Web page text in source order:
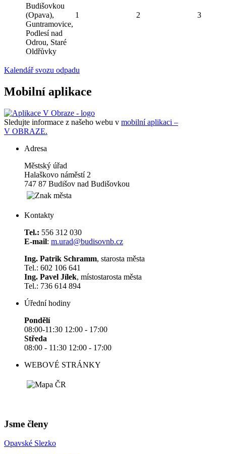
Budišovkou
(Opava),
Guntramovice,
Podlesí nad
Odrou, Staré
Oldřůvky
1 2 3
Kalendář svozu odpadu
Mobilní aplikace
Sledujte informace z našeho webu v mobilní aplikaci –
V OBRAZE.
Adresa
Městský úřad
Halaškovo náměstí 2
747 87 Budišov nad Budišovkou
Kontakty
Tel.: 556 312 030
E-mail: m.urad@budisovnb.cz
Ing. Patrik Schramm, starosta města
Tel.: 602 106 641
Ing. Pavel Jílek, místostarosta města
Tel.: 736 614 894
Úřední hodiny
Pondělí
08:00-11:30 12:00 - 17:00
Středa
08:00 - 11:30 12:00 - 17:00
WEBOVÉ STRÁNKY
Jsme členy
Opavské Slezko